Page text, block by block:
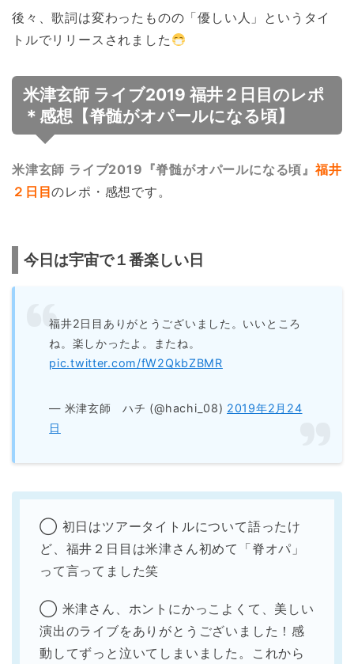
後々、歌詞は変わったものの「優しい人」というタイ
トルでリリースされました
米津玄師 ライブ2019 福井２日目のレポ
＊感想【脊髄がオパールになる頃】
米津玄師 ライブ2019『脊髄がオパールになる頃』福井
２日目のレポ・感想です。
今日は宇宙で１番楽しい日
福井2日目ありがとうございました。いいところ
ね。楽しかったよ。またね。
pic.twitter.com/fW2QkbZBMR
— 米津玄師 ハチ (@hachi_08) 2019年2月24
日
◯ 初日はツアータイトルについて語ったけ
ど、福井２日目は米津さん初めて「脊オパ」
って言ってました笑
◯ 米津さん、ホントにかっこよくて、美しい
演出のライブをありがとうございました！感
動してずっと泣いてしまいました。これから